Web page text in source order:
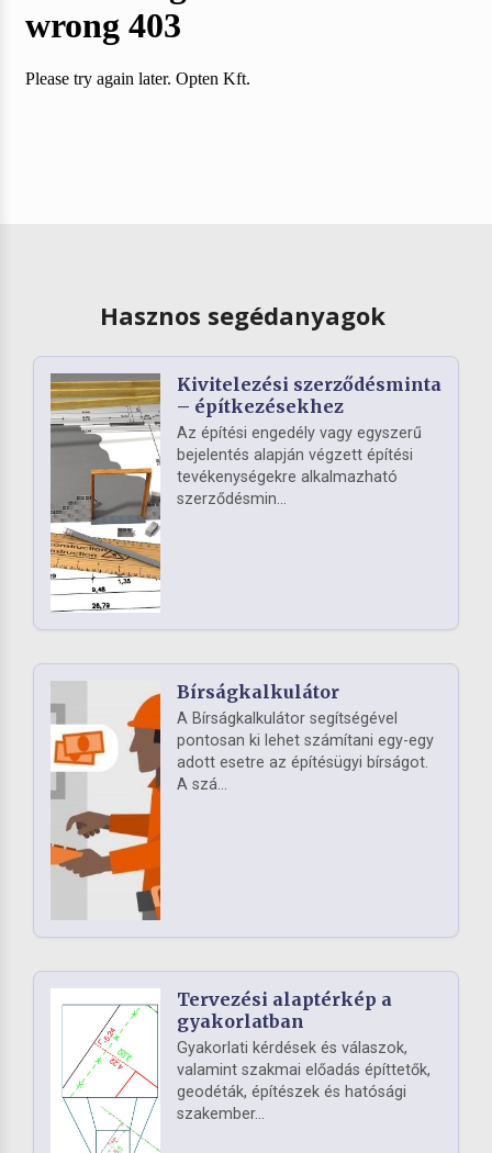
Hasznos segédanyagok
Kivitelezési szerződésminta
– építkezésekhez
Az építési engedély vagy egyszerű
bejelentés alapján végzett építési
tevékenységekre alkalmazható
szerződésmin...
Bírságkalkulátor
A Bírságkalkulátor segítségével
pontosan ki lehet számítani egy-egy
adott esetre az építésügyi bírságot.
A szá...
Tervezési alaptérkép a
gyakorlatban
Gyakorlati kérdések és válaszok,
valamint szakmai előadás építtetők,
geodéták, építészek és hatósági
szakember...